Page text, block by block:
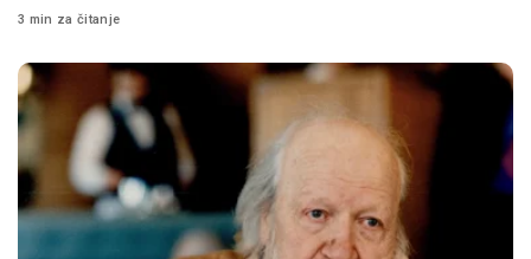
3 min za čitanje